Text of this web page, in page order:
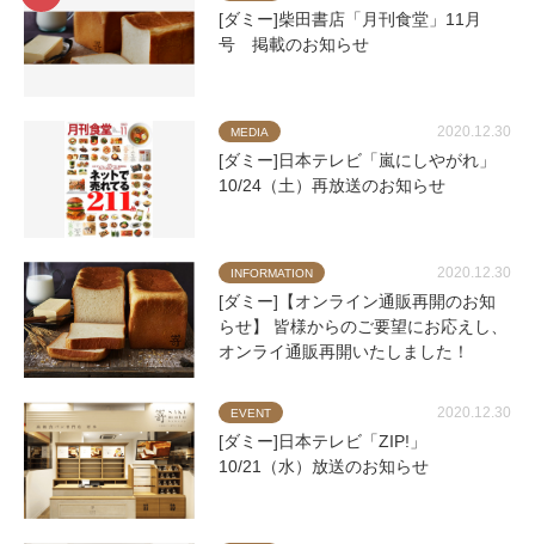
[ダミー]柴田書店「月刊食堂」11月
号 掲載のお知らせ
MEDIA 2020.12.30
[ダミー]日本テレビ「嵐にしやがれ」
10/24（土）再放送のお知らせ
INFORMATION 2020.12.30
[ダミー]【オンライン通販再開のお知
らせ】 皆様からのご要望にお応えし、
オンライ通販再開いたしました！
EVENT 2020.12.30
[ダミー]日本テレビ「ZIP!」
10/21（水）放送のお知らせ